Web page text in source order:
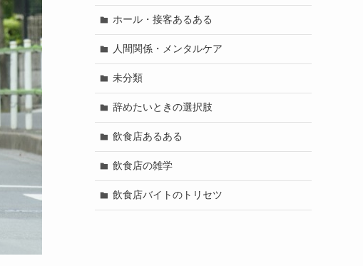
ホール・接客あるある
人間関係・メンタルケア
未分類
辞めたいときの選択肢
飲食店あるある
飲食店の雑学
飲食店バイトのトリセツ